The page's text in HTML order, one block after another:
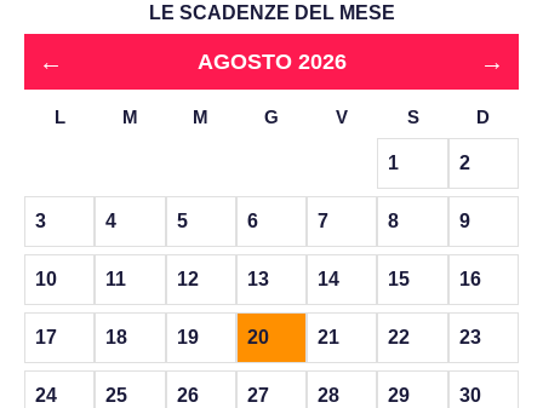
LE SCADENZE DEL MESE
← AGOSTO 2026 →
L M M G V S D
1 2
3 4 5 6 7 8 9
10 11 12 13 14 15 16
17 18 19 20 21 22 23
24 25 26 27 28 29 30